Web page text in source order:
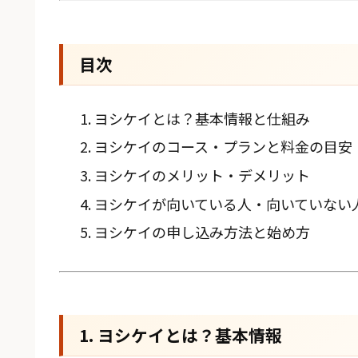
目次
ヨシケイとは？基本情報と仕組み
ヨシケイのコース・プランと料金の目安
ヨシケイのメリット・デメリット
ヨシケイが向いている人・向いていない
ヨシケイの申し込み方法と始め方
1. ヨシケイとは？基本情報